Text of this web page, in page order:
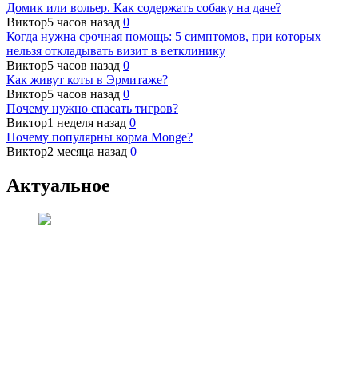
Домик или вольер. Как содержать собаку на даче?
Виктор5 часов назад 0
Когда нужна срочная помощь: 5 симптомов, при которых
нельзя откладывать визит в ветклинику
Виктор5 часов назад 0
Как живут коты в Эрмитаже?
Виктор5 часов назад 0
Почему нужно спасать тигров?
Виктор1 неделя назад 0
Почему популярны корма Monge?
Виктор2 месяца назад 0
Актуальное